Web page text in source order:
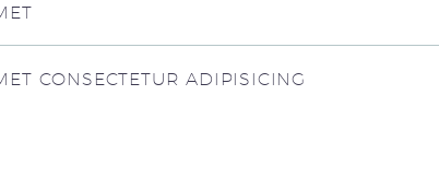
CONSECTETUR ADIPISICING